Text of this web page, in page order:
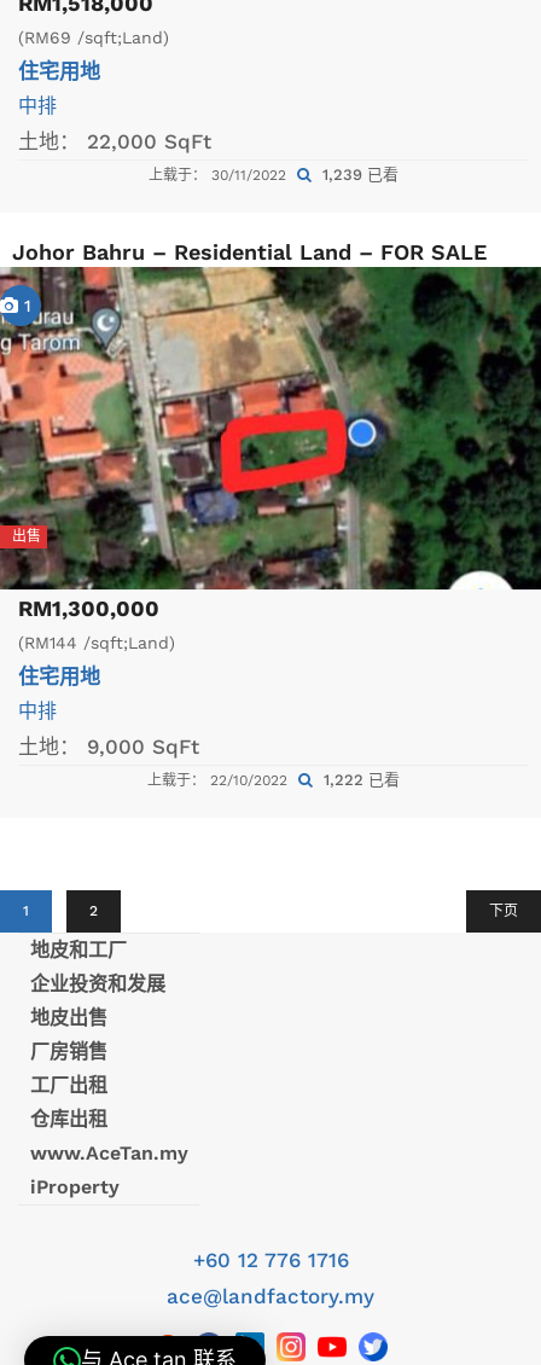
(RM69 /sqft;Land)
住宅用地
中排
土地： 22,000 SqFt
上载于： 30/11/2022 1,239 已看
Johor Bahru – Residential Land – FOR SALE
1
出售
RM1,300,000
(RM144 /sqft;Land)
住宅用地
中排
土地： 9,000 SqFt
上载于： 22/10/2022 1,222 已看
1 2 下页
地皮和工厂
企业投资和发展
地皮出售
厂房销售
工厂出租
仓库出租
www.AceTan.my
iProperty
+60 12 776 1716
ace@landfactory.my
与 Ace tan 联系